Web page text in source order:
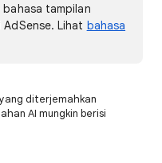
tampilan
Lihat bahasa
diterjemahkan
AI mungkin berisi